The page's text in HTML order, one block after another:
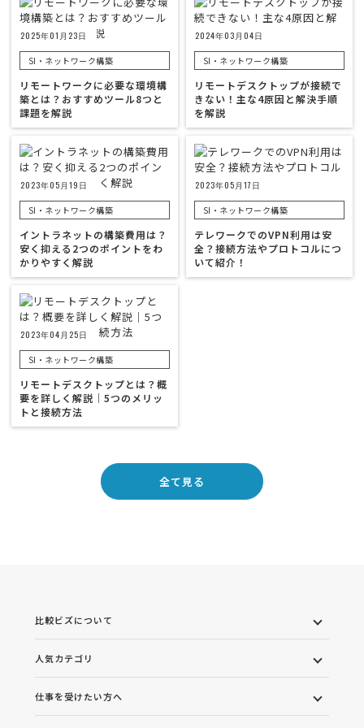
2025年01月23日
SI・ネットワーク構築
リモートワークに必要な環境構
築とは？おすすめツール8つと
課題を解説
2024年03月04日
SI・ネットワーク構築
リモートデスクトップが接続で
きない！主な4原因と解決手順
を解説
2023年05月19日
SI・ネットワーク構築
イントラネットの構築費用は？
安く抑える2つのポイントをわ
かりやすく解説
2023年05月17日
SI・ネットワーク構築
テレワークでのVPN利用は安
全？接続方法やプロトコルにつ
いて紹介！
2023年04月25日
SI・ネットワーク構築
リモートデスクトップとは？概
要を詳しく解説｜5つのメリッ
トと接続方法
全て見る
比較ビズについて
人気カテゴリ
仕事を受けたい方へ